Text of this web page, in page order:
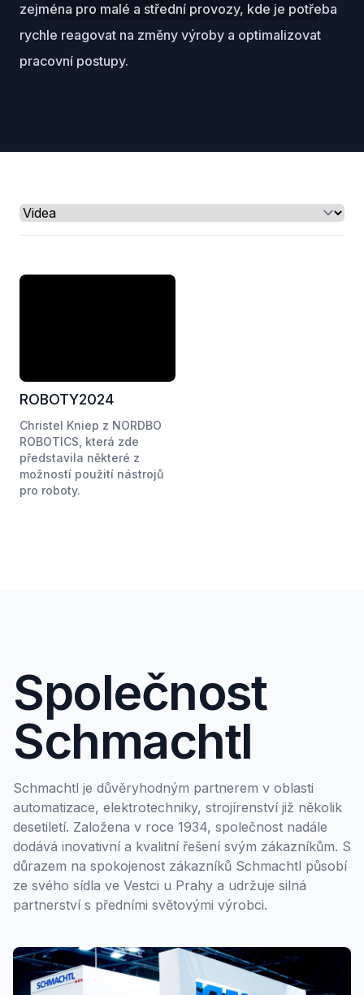
zejména pro malé a střední provozy, kde je potřeba
rychle reagovat na změny výroby a optimalizovat
pracovní postupy.
Select a tab
;
ROBOTY2024
Christel Kniep z NORDBO
ROBOTICS, která zde
představila některé z
možností použití nástrojů
pro roboty.
Společnost
Schmachtl
Schmachtl je důvěryhodným partnerem v oblasti
automatizace, elektrotechniky, strojírenství již několik
desetiletí. Založena v roce 1934, společnost nadále
dodává inovativní a kvalitní řešení svým zákazníkům. S
důrazem na spokojenost zákazníků Schmachtl působí
ze svého sídla ve Vestci u Prahy a udržuje silná
partnerství s předními světovými výrobci.